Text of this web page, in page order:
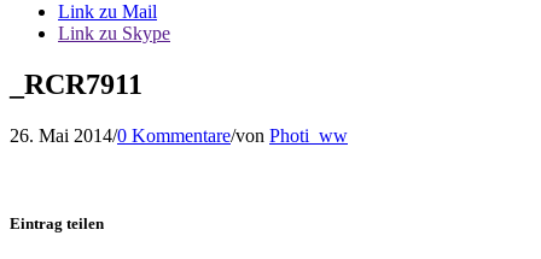
Link zu Mail
Link zu Skype
_RCR7911
26. Mai 2014/0 Kommentare/von Photi_ww
Eintrag teilen